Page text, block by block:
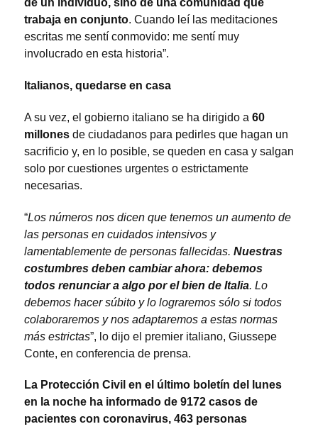
de un individuo, sino de una comunidad que
trabaja en conjunto. Cuando leí las meditaciones
escritas me sentí conmovido: me sentí muy
involucrado en esta historia”.
Italianos, quedarse en casa
A su vez, el gobierno italiano se ha dirigido a 60
millones de ciudadanos para pedirles que hagan un
sacrificio y, en lo posible, se queden en casa y salgan
solo por cuestiones urgentes o estrictamente
necesarias.
“Los números nos dicen que tenemos un aumento de
las personas en cuidados intensivos y
lamentablemente de personas fallecidas. Nuestras
costumbres deben cambiar ahora: debemos
todos renunciar a algo por el bien de Italia. Lo
debemos hacer súbito y lo lograremos sólo si todos
colaboraremos y nos adaptaremos a estas normas
más estrictas”, lo dijo el premier italiano, Giussepe
Conte, en conferencia de prensa.
La Protección Civil en el último boletín del lunes
en la noche ha informado de 9172 casos de
pacientes con coronavirus, 463 personas